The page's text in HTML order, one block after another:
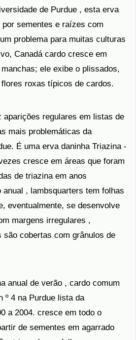
de Purdue , esta erva
por sementes e raízes com
problema para muitas culturas
Canadá cardo cresce em
ele exibe o plissados,
roxas típicos de cardos.
aparições regulares em listas de
mais problemáticas da
É uma erva daninha Triazina -
cresce em áreas que foram
de triazina em anos
, lambsquarters tem folhas
eventualmente, se desenvolve
margens irregulares ,
são cobertas com grânulos de
anual de verão , cardo comum
º 4 na Purdue lista da
a 2004. cresce em todo o
de sementes em agarrado